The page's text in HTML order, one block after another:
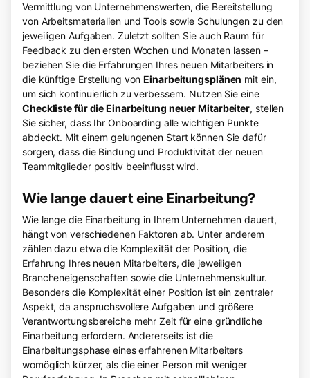
Vermittlung von Unternehmenswerten, die Bereitstellung
von Arbeitsmaterialien und Tools sowie Schulungen zu den
jeweiligen Aufgaben. Zuletzt sollten Sie auch Raum für
Feedback zu den ersten Wochen und Monaten lassen –
beziehen Sie die Erfahrungen Ihres neuen Mitarbeiters in
die künftige Erstellung vonEinarbeitungsplänen mit ein,
um sich kontinuierlich zu verbessern. Nutzen Sie eine
Checkliste für die Einarbeitung neuer Mitarbeiter, stellen
Sie sicher, dass Ihr Onboarding alle wichtigen Punkte
abdeckt. Mit einem gelungenen Start können Sie dafür
sorgen, dass die Bindung und Produktivität der neuen
Teammitglieder positiv beeinflusst wird.
Wie lange dauert eine Einarbeitung?
Wie lange die Einarbeitung in Ihrem Unternehmen dauert,
hängt von verschiedenen Faktoren ab. Unter anderem
zählen dazu etwa die Komplexität der Position, die
Erfahrung Ihres neuen Mitarbeiters, die jeweiligen
Brancheneigenschaften sowie die Unternehmenskultur.
Besonders die Komplexität einer Position ist ein zentraler
Aspekt, da anspruchsvollere Aufgaben und größere
Verantwortungsbereiche mehr Zeit für eine gründliche
Einarbeitung erfordern. Andererseits ist die
Einarbeitungsphase eines erfahrenen Mitarbeiters
womöglich kürzer, als die einer Person mit weniger